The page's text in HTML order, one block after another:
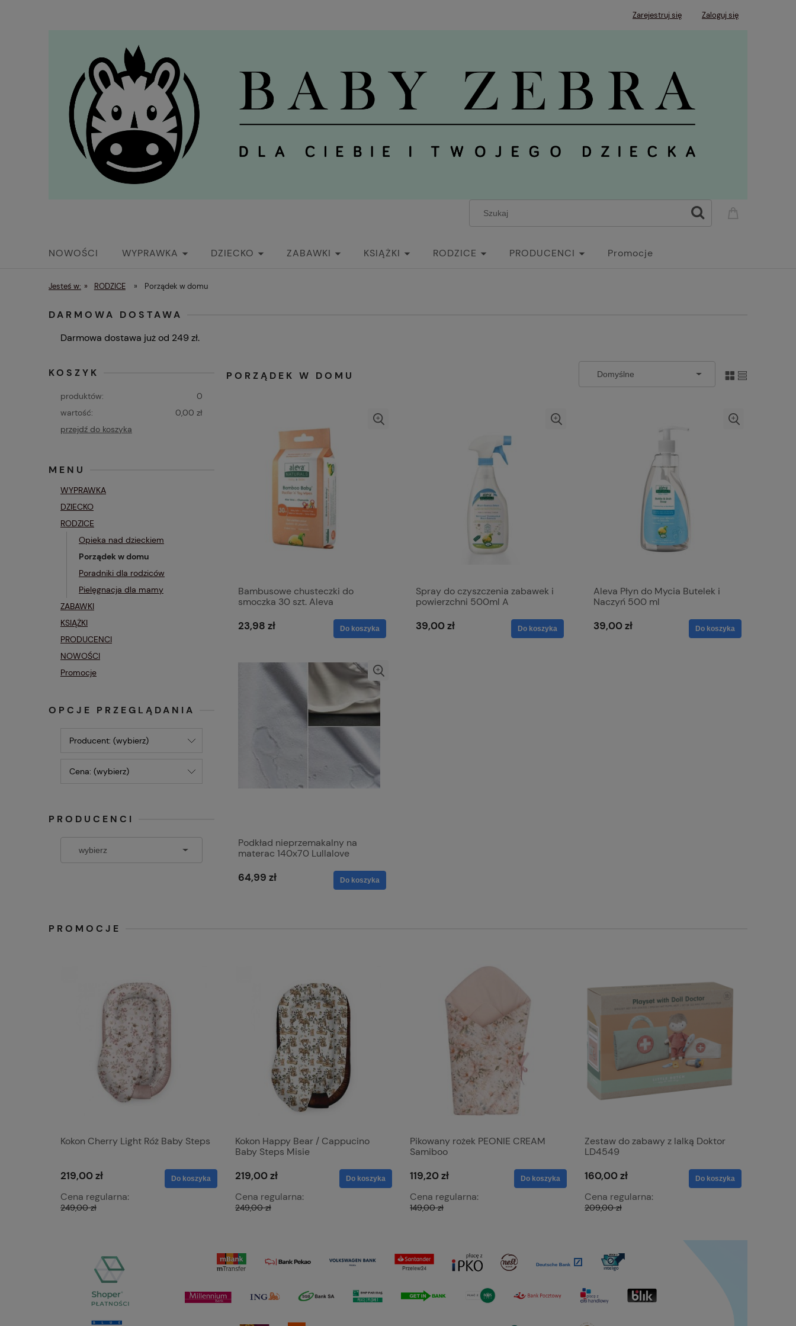
Zarejestruj się Zaloguj się
NOWOŚCI WYPRAWKA DZIECKO ZABAWKI KSIĄŻKI RODZICE PRODUCENCI Promocje
Czas i koszty dostawy Menu
Jesteś w: » RODZICE » Porządek w domu
DARMOWA DOSTAWA
Darmowa dostawa już od 249 zł.
KOSZYK
produktów:
0
wartość:
0,00 zł
przejdź do koszyka
MENU
WYPRAWKA
DZIECKO
RODZICE
Opieka nad dzieckiem
Porządek w domu
Poradniki dla rodziców
Pielęgnacja dla mamy
ZABAWKI
KSIĄŻKI
PRODUCENCI
NOWOŚCI
Promocje
OPCJE PRZEGLĄDANIA
Producent: (wybierz)
Cena: (wybierz)
PRODUCENCI
PORZĄDEK W DOMU
Bambusowe chusteczki do
smoczka 30 szt. Aleva
23,98 zł Do koszyka
Spray do czyszczenia zabawek i
powierzchni 500ml A
39,00 zł Do koszyka
Aleva Płyn do Mycia Butelek i
Naczyń 500 ml
39,00 zł Do koszyka
Podkład nieprzemakalny na
materac 140x70 Lullalove
64,99 zł Do koszyka
PROMOCJE
Kokon Cherry Light Róż Baby Steps
219,00 zł
Cena regularna:
249,00 zł
Do koszyka
Kokon Happy Bear / Cappucino
Baby Steps Misie
219,00 zł
Cena regularna:
249,00 zł
Do koszyka
Pikowany rożek PEONIE CREAM
Samiboo
119,20 zł
Cena regularna:
149,00 zł
Do koszyka
Zestaw do zabawy z lalką Doktor
LD4549
160,00 zł
Cena regularna:
209,00 zł
Do koszyka